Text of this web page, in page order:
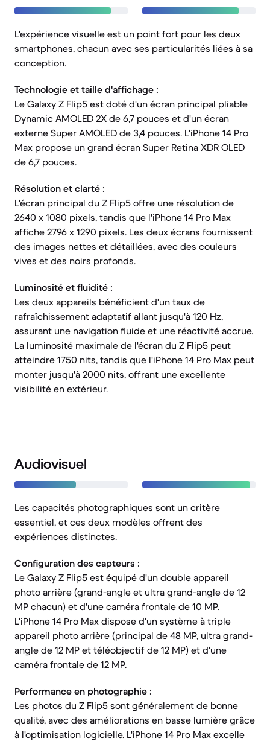
L'expérience visuelle est un point fort pour les deux
smartphones, chacun avec ses particularités liées à sa
conception.
Technologie et taille d'affichage :
Le Galaxy Z Flip5 est doté d'un écran principal pliable
Dynamic AMOLED 2X de 6,7 pouces et d'un écran
externe Super AMOLED de 3,4 pouces. L'iPhone 14 Pro
Max propose un grand écran Super Retina XDR OLED
de 6,7 pouces.
Résolution et clarté :
L'écran principal du Z Flip5 offre une résolution de
2640 x 1080 pixels, tandis que l'iPhone 14 Pro Max
affiche 2796 x 1290 pixels. Les deux écrans fournissent
des images nettes et détaillées, avec des couleurs
vives et des noirs profonds.
Luminosité et fluidité :
Les deux appareils bénéficient d'un taux de
rafraîchissement adaptatif allant jusqu'à 120 Hz,
assurant une navigation fluide et une réactivité accrue.
La luminosité maximale de l'écran du Z Flip5 peut
atteindre 1750 nits, tandis que l'iPhone 14 Pro Max peut
monter jusqu'à 2000 nits, offrant une excellente
visibilité en extérieur.
Audiovisuel
Les capacités photographiques sont un critère
essentiel, et ces deux modèles offrent des
expériences distinctes.
Configuration des capteurs :
Le Galaxy Z Flip5 est équipé d'un double appareil
photo arrière (grand-angle et ultra grand-angle de 12
MP chacun) et d'une caméra frontale de 10 MP.
L'iPhone 14 Pro Max dispose d'un système à triple
appareil photo arrière (principal de 48 MP, ultra grand-
angle de 12 MP et téléobjectif de 12 MP) et d'une
caméra frontale de 12 MP.
Performance en photographie :
Les photos du Z Flip5 sont généralement de bonne
qualité, avec des améliorations en basse lumière grâce
à l'optimisation logicielle. L'iPhone 14 Pro Max excelle